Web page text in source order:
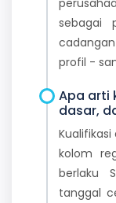
sebagai
profil -
Apa arti
dasar,
kolom
berlaku
tanggal